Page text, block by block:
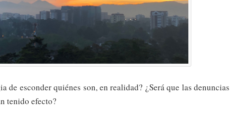
de esconder quiénes son, en realidad? ¿Será que las denuncias
tenido efecto?